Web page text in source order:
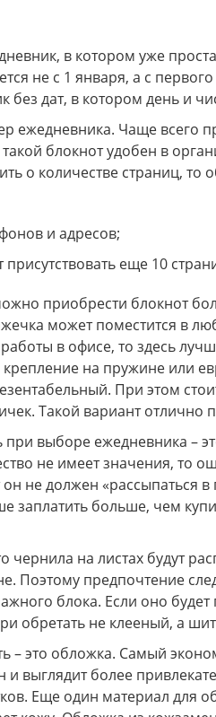
07.10.2024
сувенирную
с логотипом нашей
Обратились в ООО Арт-
выбрать подходящие
сделали все быстро и
Спасибо!
в котором уже
не с 1 января, а с
без дат, в котором день и
ежедневника. Чаще всего
блокнот удобен в
о количестве страниц,
и адресов;
еще 10
приобрести блокнот
может поместится в
в офисе, то здесь
на пружине или
При этом
Такой вариант отлично
выборе ежедневника –
не имеет значения, то
не должен «рассыпаться
заплатить больше, чем
чернила на листах будут
Поэтому предпочтение
блока. Если оно будет
обретать не клееный, а
– это обложка. Самый
выглядит более
Еще один материал для